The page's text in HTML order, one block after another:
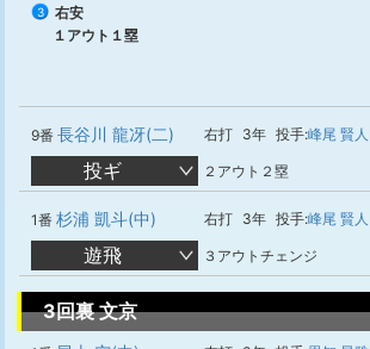
3
右安
１アウト１塁
9番 長谷川 龍冴(二) 右打 3年 投手:峰尾 賢人
投ギ ２アウト２塁
1番 杉浦 凱斗(中) 右打 3年 投手:峰尾 賢人
遊飛 ３アウトチェンジ
3回裏 文京